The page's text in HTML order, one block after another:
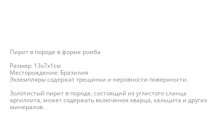
Пирит в породе в форме ромба
Размер: 13х7х1см
Месторождение: Бразилия
Экземпляры содержат трещинки и неровности поверхности.
Золотистый пирит в породе, состоящий из углистого сланца
аргиллита, может содержать включения кварца, кальцита и других
минералов.